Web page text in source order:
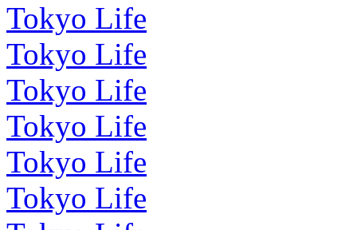
Tokyo Life
Tokyo Life
Tokyo Life
Tokyo Life
Tokyo Life
Tokyo Life